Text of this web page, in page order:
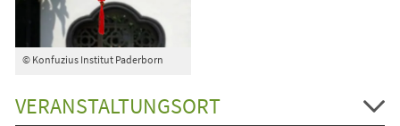
© Konfuzius Institut Paderborn
VERANSTALTUNGSORT